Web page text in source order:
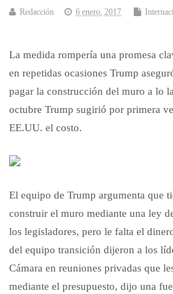
Redacción 6 enero, 2017
La medida rompería una promesa
en repetidas ocasiones Trump
pagar la construcción del muro a lo
octubre Trump sugirió por primera
EE.UU. el costo.
El equipo de Trump argumenta que
construir el muro mediante una ley
los legisladores, pero le falta el
del equipo transición dijeron a los
Cámara en reuniones privadas que
mediante el presupuesto, dijo una